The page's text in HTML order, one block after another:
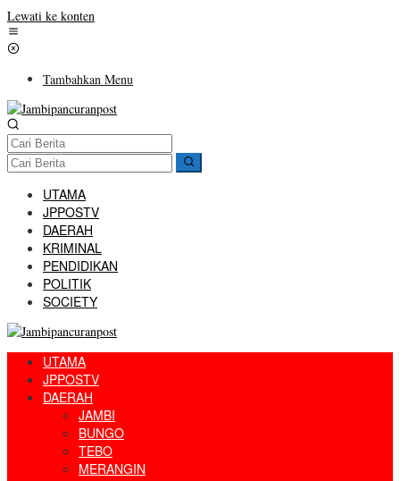
Lewati ke konten
Tambahkan Menu
UTAMA
JPPOSTV
DAERAH
KRIMINAL
PENDIDIKAN
POLITIK
SOCIETY
UTAMA
JPPOSTV
DAERAH
JAMBI
BUNGO
TEBO
MERANGIN